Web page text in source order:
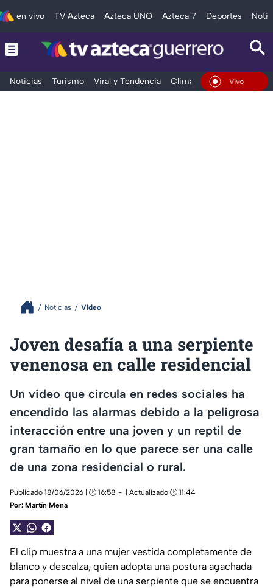
en vivo TV Azteca Azteca UNO Azteca 7 Deportes
Noticias Turismo Viral y Tendencia Clima Deportes
En Vivo
Noticias Video
Joven desafía a una serpiente
venenosa en calle residencial
Un video que circula en redes sociales ha
encendido las alarmas debido a la peligrosa
interacción entre una joven y un reptil de
gran tamaño en lo que parece ser una calle
de una zona residencial o rural.
Publicado 18/06/2026 | 🕑 16:58
| Actualizado 🕑 11:44
Por: Martín Mena
El clip muestra a una mujer vestida completamente de
blanco y descalza, quien adopta una postura agachada
para ponerse al nivel de una serpiente que se encuentra